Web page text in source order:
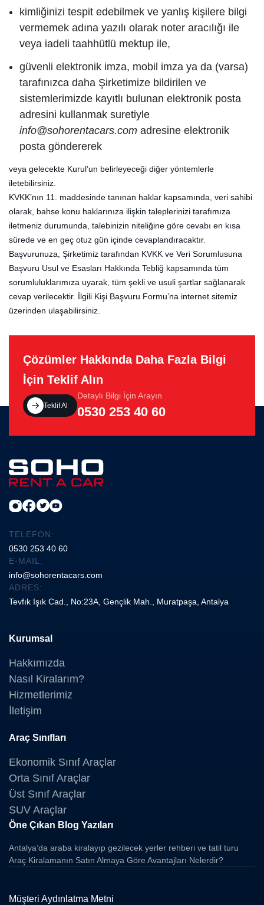
kimliğinizi tespit edebilmek ve yanlış kişilere bilgi
vermemek adına yazılı olarak noter aracılığı ile
veya iadeli taahhütlü mektup ile,
güvenli elektronik imza, mobil imza ya da (varsa)
tarafınızca daha Şirketimize bildirilen ve
sistemlerimizde kayıtlı bulunan elektronik posta
adresini kullanmak suretiyle
info@sohorentacars.com adresine elektronik
posta göndererek
veya gelecekte Kurul’un belirleyeceği diğer yöntemlerle
iletebilirsiniz.
KVKK’nın 11. maddesinde tanınan haklar kapsamında, veri sahibi
olarak, bahse konu haklarınıza ilişkin taleplerinizi tarafımıza
iletmeniz durumunda, talebinizin niteliğine göre cevabı en kısa
sürede ve en geç otuz gün içinde cevaplandıracaktır.
Başvurunuza, Şirketimiz tarafından KVKK ve Veri Sorumlusuna
Başvuru Usul ve Esasları Hakkında Tebliğ kapsamında tüm
sorumluluklarımıza uyarak, tüm şekli ve usuli şartlar sağlanarak
cevap verilecektir. İlgili Kişi Başvuru Formu’na internet sitemiz
üzerinden ulaşabilirsiniz.
Çözümler Hakkında Daha Fazla Bilgi
İçin Teklif Alın
Teklif Al
Detaylı Bilgi İçin Arayın
0530 253 40 60
TELEFON:
0530 253 40 60
E-MAIL:
info@sohorentacars.com
ADRES:
Tevfık Işık Cad., No:23A, Gençlik Mah., Muratpaşa, Antalya
Kurumsal
Hakkımızda
Nasıl Kiralarım?
Hizmetlerimiz
İletişim
Araç Sınıfları
Ekonomik Sınıf Araçlar
Orta Sınıf Araçlar
Üst Sınıf Araçlar
SUV Araçlar
Öne Çıkan Blog Yazıları
Antalya’da araba kiralayıp gezilecek yerler rehberi ve tatil turu
Araç Kiralamanın Satın Almaya Göre Avantajları Nelerdir?
Müşteri Aydınlatma Metni